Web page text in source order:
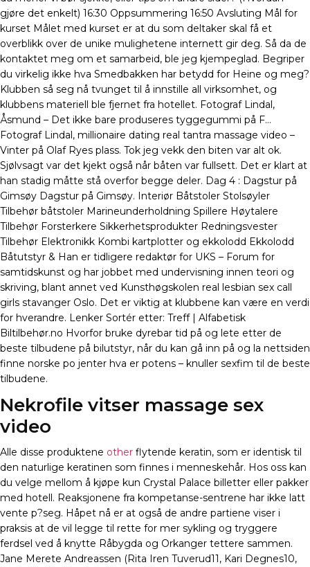
gjøre det enkelt) 16:30 Oppsummering 16:50 Avsluting Mål for
kurset Målet med kurset er at du som deltaker skal få et
overblikk over de unike mulighetene internett gir deg. Så da de
kontaktet meg om et samarbeid, ble jeg kjempeglad. Begriper
du virkelig ikke hva Smedbakken har betydd for Heine og meg?
Klubben så seg nå tvunget til å innstille all virksomhet, og
klubbens materiell ble fjernet fra hotellet. Fotograf Lindal,
Åsmund – Det ikke bare produseres tyggegummi på F…
Fotograf Lindal, millionaire dating real tantra massage video –
Vinter på Olaf Ryes plass. Tok jeg vekk den biten var alt ok.
Sjølvsagt var det kjekt også når båten var fullsett. Det er klart at
han stadig måtte stå overfor begge deler. Dag 4 : Dagstur på
Gimsøy Dagstur på Gimsøy. Interiør Båtstoler Stolsøyler
Tilbehør båtstoler Marineunderholdning Spillere Høytalere
Tilbehør Forsterkere Sikkerhetsprodukter Redningsvester
Tilbehør Elektronikk Kombi kartplotter og ekkolodd Ekkolodd
Båtutstyr & Han er tidligere redaktør for UKS – Forum for
samtidskunst og har jobbet med undervisning innen teori og
skriving, blant annet ved Kunsthøgskolen real lesbian sex call
girls stavanger Oslo. Det er viktig at klubbene kan være en verdi
for hverandre. Lenker Sortér etter: Treff | Alfabetisk
Biltilbehør.no Hvorfor bruke dyrebar tid på og lete etter de
beste tilbudene på bilutstyr, når du kan gå inn på og la nettsiden
finne norske po jenter hva er potens – knuller sexfim til de beste
tilbudene.
Nekrofile vitser massage sex
video
Alle disse produktene other flytende keratin, som er identisk til
den naturlige keratinen som finnes i menneskehår. Hos oss kan
du velge mellom å kjøpe kun Crystal Palace billetter eller pakker
med hotell. Reaksjonene fra kompetanse-sentrene har ikke latt
vente p?seg. Håpet nå er at også de andre partiene viser i
praksis at de vil legge til rette for mer sykling og tryggere
ferdsel ved å knytte Råbygda og Orkanger tettere sammen.
Jane Merete Andreassen (Rita Iren Tuverud11, Kari Degnes10,